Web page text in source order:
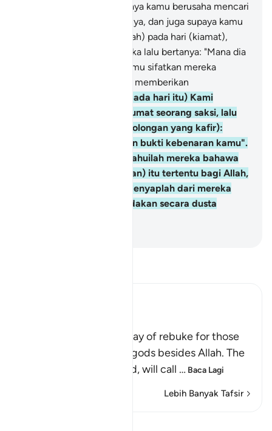
This is another call by way of rebuke for those
who worshipped other gods besides Allah. The
Lord, may He be exalted, will call … Baca Lagi
Lebih Banyak Tafsir
berehat padanya dan supaya kamu berusaha mencari
rezeki dari limpah kurniaNya, dan juga supaya kamu
Dan (ingatlah) pada hari (kiamat),
Allah akan menyeru mereka lalu bertanya: "Mana dia
sekutu-sekutuKu yang kamu sifatkan mereka
(menjadi tuhan dan dapat memberikan
Dan (pada hari itu) Kami
keluarkan dari tiap-tiap umat seorang saksi, lalu
Kami katakan (kepada golongan yang kafir):
"Bawalah keterangan dan bukti kebenaran kamu".
Maka (pada saat itu) ketahuilah mereka bahawa
kebenaran (hak ketuhanan) itu tertentu bagi Allah,
dan (dengan itu), hilang lenyaplah dari mereka
apa yang mereka ada-adakan secara dusta